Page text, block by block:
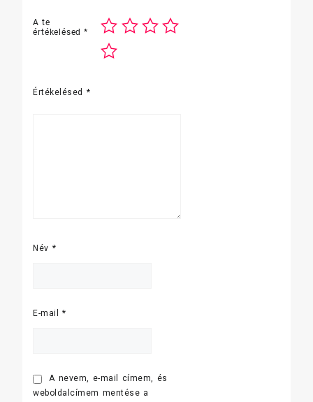
A te
értékelésed*
Értékelésed *
Név *
E-mail*
A nevem, e-mail címem, és
weboldalcímem mentése a